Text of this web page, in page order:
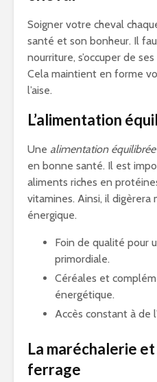
Soigner votre cheval
santé et son bonheur. Il
nourriture, s’occuper de
Cela maintient en forme
l’aise.
L’alimentation
Une alimentation équilibrée
en bonne santé. Il est
aliments riches en
vitamines. Ainsi, il digèrera
énergique.
Foin de qualité pour
primordiale.
Céréales et
énergétique.
Accès constant à de
La maréchalerie
ferrage